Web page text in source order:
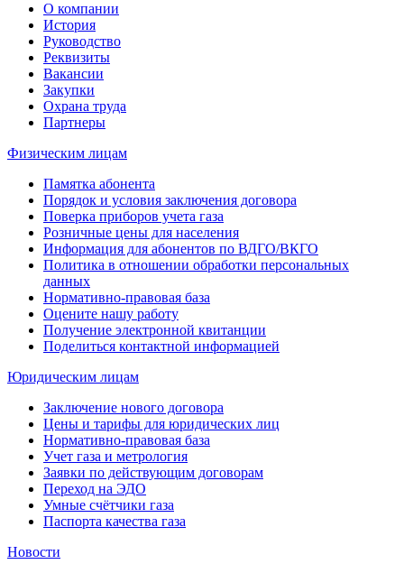
О компании
История
Руководство
Реквизиты
Вакансии
Закупки
Охрана труда
Партнеры
Физическим лицам
Памятка абонента
Порядок и условия заключения договора
Поверка приборов учета газа
Розничные цены для населения
Информация для абонентов по ВДГО/ВКГО
Политика в отношении обработки персональных
данных
Нормативно-правовая база
Оцените нашу работу
Получение электронной квитанции
Поделиться контактной информацией
Юридическим лицам
Заключение нового договора
Цены и тарифы для юридических лиц
Нормативно-правовая база
Учет газа и метрология
Заявки по действующим договорам
Переход на ЭДО
Умные счётчики газа
Паспорта качества газа
Новости